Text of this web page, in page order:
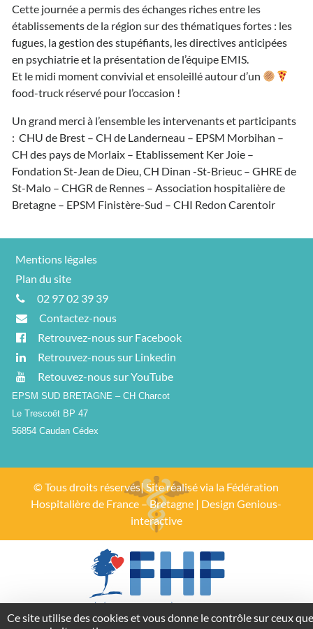
Cette journée a permis des échanges riches entre les
établissements de la région sur des thématiques fortes : les
fugues, la gestion des stupéfiants, les directives anticipées
en psychiatrie et la présentation de l’équipe EMIS.
Et le midi moment convivial et ensoleillé autour d’un
food-truck réservé pour l’occasion !
Un grand merci à l’ensemble les intervenants et participants
: CHU de Brest – CH de Landerneau – EPSM Morbihan –
CH des pays de Morlaix – Etablissement Ker Joie –
Fondation St-Jean de Dieu, CH Dinan -St-Brieuc – GHRE de
St-Malo – CHGR de Rennes – Association hospitalière de
Bretagne – EPSM Finistère-Sud – CHI Redon Carentoir
Mentions légales
Plan du site
02 97 02 39 39
Contactez-nous
Retrouvez-nous sur Facebook
Retrouvez-nous sur Linkedin
Retouvez-nous sur YouTube
EPSM SUD BRETAGNE – CH Charcot
Le Trescoët BP 47
56854 Caudan Cédex
© Tous droits réservés| Site réalisé via la Fédération
Hospitalière de France – Bretagne | Design Genious-
interactive
Ce site utilise des cookies et vous donne le contrôle sur ceux que